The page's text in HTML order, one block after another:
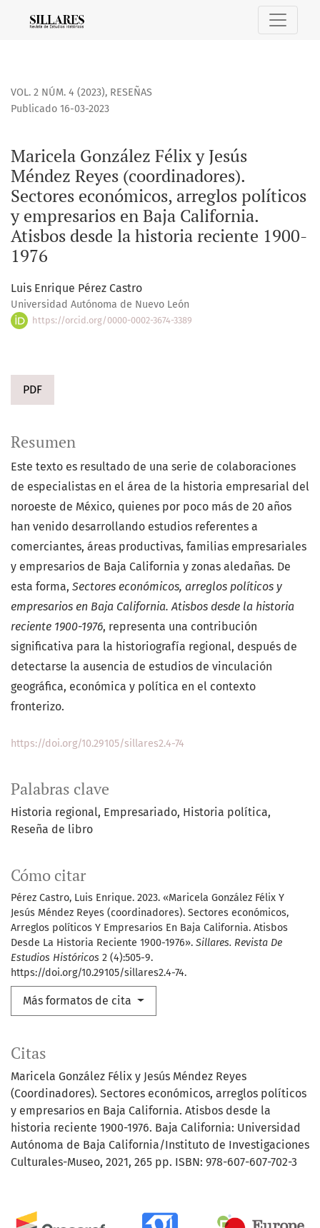
Maricela González Félix y Jesús Méndez Reyes
VOL. 2 NÚM. 4 (2023), RESEÑAS
Maricela González Félix y Jesús
Méndez Reyes (coordinadores).
Sectores económicos, arreglos políticos
y empresarios en Baja California.
Atisbos desde la historia reciente 1900-
1976
Publicado 16-03-2023
Luis Enrique Pérez Castro
Universidad Autónoma de Nuevo León
https://orcid.org/0000-0002-3674-3389
PDF
Palabras clave
Historia regional Empresariado Historia política
Reseña de libro
Cómo citar
Pérez Castro, Luis Enrique. 2023. «Maricela González Félix Y
Jesús Méndez Reyes (coordinadores). Sectores económicos,
Arreglos políticos Y Empresarios En Baja California. Atisbos
Desde La Historia Reciente 1900-1976». Sillares. Revista De
Estudios Históricos 2 (4):505-9.
https://doi.org/10.29105/sillares2.4-74.
Más formatos de cita
Resumen
Este texto es resultado de una serie de colaboraciones
de especialistas en el área de la historia empresarial del
noroeste de México, quienes por poco más de 20 años
han venido desarrollando estudios referentes a
comerciantes, áreas productivas, familias empresariales
y empresarios de Baja California y zonas aledañas. De
esta forma, Sectores económicos, arreglos políticos y
empresarios en Baja California. Atisbos desde la historia
reciente 1900-1976, representa una contribución
significativa para la historiografía regional, después de
detectarse la ausencia de estudios de vinculación
geográfica, económica y política en el contexto
fronterizo.
https://doi.org/10.29105/sillares2.4-74
Citas
Maricela González Félix y Jesús Méndez Reyes
(Coordinadores). Sectores económicos, arreglos políticos
y empresarios en Baja California. Atisbos desde la
historia reciente 1900-1976. Baja California: Universidad
Autónoma de Baja California/Instituto de Investigaciones
Culturales-Museo, 2021, 265 pp. ISBN: 978-607-607-702-3